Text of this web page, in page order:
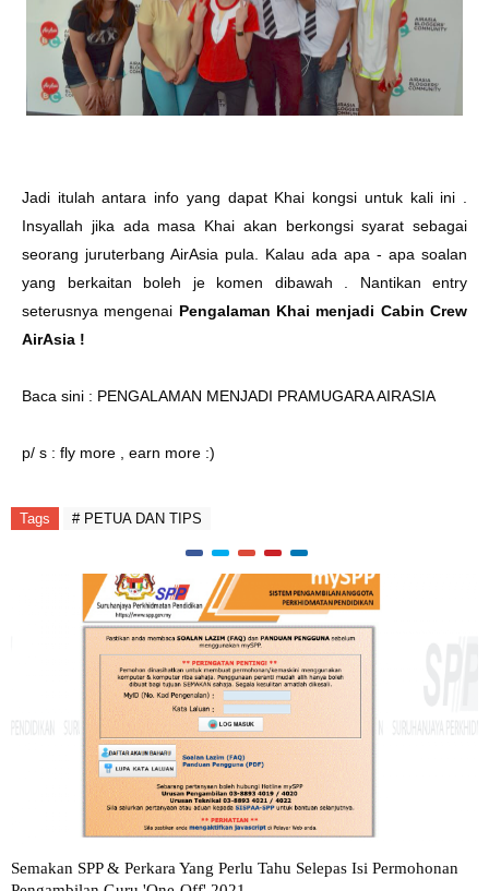
Jadi itulah antara info yang dapat Khai kongsi untuk kali ini .
Insyallah jika ada masa Khai akan berkongsi syarat sebagai
seorang juruterbang AirAsia pula. Kalau ada apa - apa soalan
yang berkaitan boleh je komen dibawah . Nantikan entry
seterusnya mengenai Pengalaman Khai menjadi Cabin Crew
AirAsia !
Baca sini : PENGALAMAN MENJADI PRAMUGARA AIRASIA
p/ s : fly more , earn more :)
Tags # PETUA DAN TIPS
Semakan SPP & Perkara Yang Perlu Tahu Selepas Isi Permohonan